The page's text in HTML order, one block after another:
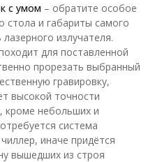
с умом – обратите особое
стола и габариты самого
излучателя.
для поставленной
прорезать выбранный
гравировку,
высокой точности
кроме небольших и
система
иначе придётся
вышедших из строя